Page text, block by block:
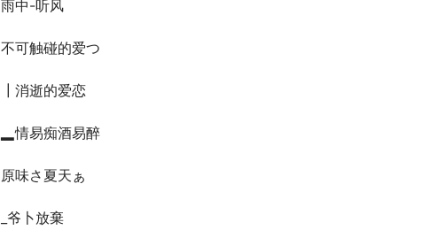
雨中-听风
不可触碰的爱つ
┃消逝的爱恋
▂情易痴酒易醉
原味さ夏天ぁ
_爷卜放棄